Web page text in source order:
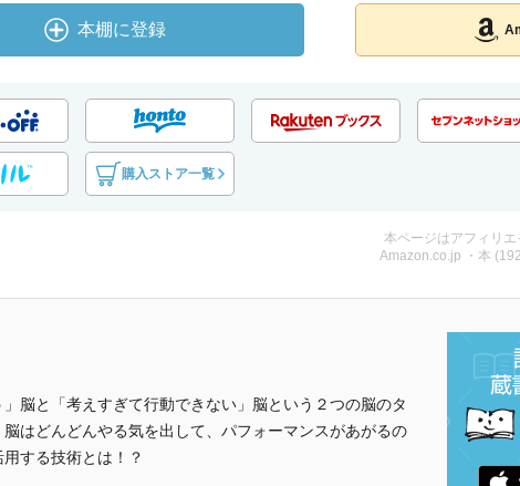
本棚に登録
購入ストア一覧
本ページはアフィリ
Amazon.co.jp ・本
脳と「考えすぎて行動できない」脳という２つの脳のタ
はどんどんやる気を出して、パフォーマンスがあがるの
する技術とは！？